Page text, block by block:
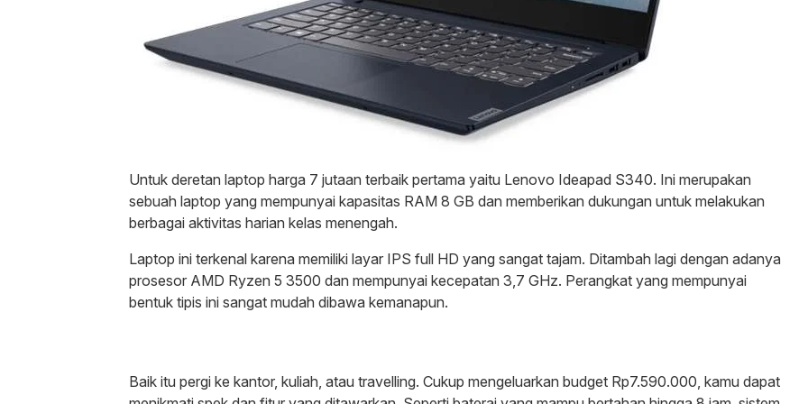
Untuk deretan laptop harga 7 jutaan terbaik pertama yaitu Lenovo Ideapad S340. Ini merupakan
sebuah laptop yang mempunyai kapasitas RAM 8 GB dan memberikan dukungan untuk melakukan
berbagai aktivitas harian kelas menengah.
Laptop ini terkenal karena memiliki layar IPS full HD yang sangat tajam. Ditambah lagi dengan adanya
prosesor AMD Ryzen 5 3500 dan mempunyai kecepatan 3,7 GHz. Perangkat yang mempunyai
bentuk tipis ini sangat mudah dibawa kemanapun.
Baik itu pergi ke kantor, kuliah, atau travelling. Cukup mengeluarkan budget Rp7.590.000, kamu dapat